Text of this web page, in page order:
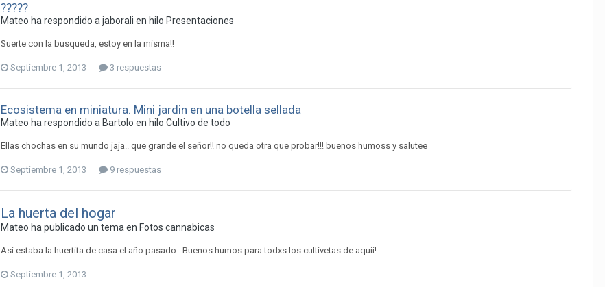
?????
Mateo ha respondido a jaborali en hilo Presentaciones
Suerte con la busqueda, estoy en la misma!!
Septiembre 1, 2013 3 respuestas
Ecosistema en miniatura. Mini jardin en una botella sellada
Mateo ha respondido a Bartolo en hilo Cultivo de todo
Ellas chochas en su mundo jaja.. que grande el señor!! no queda otra que probar!!! buenos humoss y salutee
Septiembre 1, 2013 9 respuestas
La huerta del hogar
Mateo ha publicado un tema en Fotos cannabicas
Asi estaba la huertita de casa el año pasado.. Buenos humos para todxs los cultivetas de aquii!
Septiembre 1, 2013